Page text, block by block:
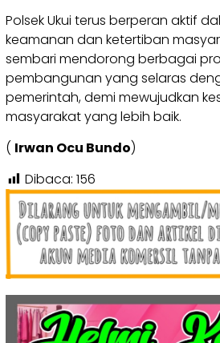
Polsek Ukui terus berperan aktif
keamanan dan ketertiban
sembari mendorong berbagai
pembangunan yang selaras
pemerintah, demi mewujudkan
masyarakat yang lebih baik.
( Irwan Ocu Bundo)
Dibaca: 156